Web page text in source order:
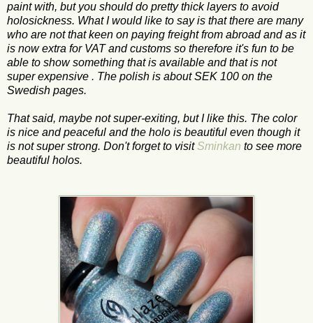
paint with, but you should do pretty thick layers to avoid
holosickness. What I would like to say is that there are many
who are not that keen on paying freight from abroad and as it
is now extra for VAT and customs so therefore it's fun to be
able to show something that is available and that is not
super expensive . The polish is about SEK 100 on the
Swedish pages.
That said, maybe not super-exiting, but I like this. The color
is nice and peaceful and the holo is beautiful even though it
is not super strong. Don't forget to visitSminkan to see more
beautiful holos.